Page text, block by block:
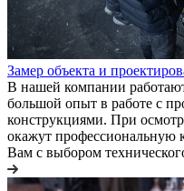
Замер объекта и
В нашей компании
большой опыт в работе с
конструкциями. При
окажут профессиональную
Вам с выбором